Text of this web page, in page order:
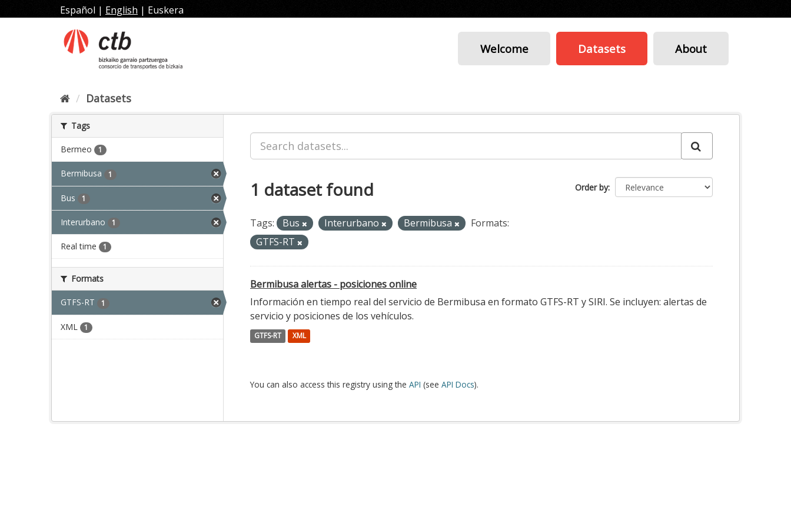
to
Español | English | Euskera
Welcome Datasets About
Datasets
Tags
Bermeo 1
Bermibusa 1
Bus 1
Interurbano 1
Real time 1
Formats
GTFS-RT 1
XML 1
Order by
1 dataset found
Tags: Bus Interurbano Bermibusa
Formats:
GTFS-RT
Bermibusa alertas - posiciones online
Información en tiempo real del servicio de Bermibusa en formato GTFS-RT y SIRI. Se incluyen: alertas de
servicio y posiciones de los vehículos.
GTFS-RT XML
You can also access this registry using the API (see API Docs).